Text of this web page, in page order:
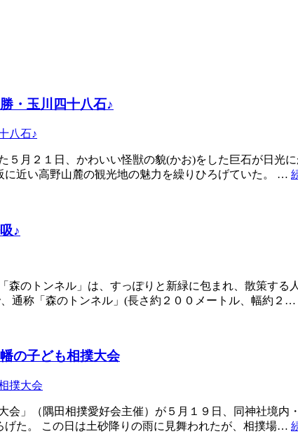
・玉川四十八石♪
月２１日、かわいい怪獣の貌(かお)をした巨石が日光
近い高野山麓の観光地の魅力を繰りひろげていた。 …
♪
のトンネル」は、すっぽりと新緑に包まれ、散策する
通称「森のトンネル」(長さ約２００メートル、幅約２…
の子ども相撲大会
」（隅田相撲愛好会主催）が５月１９日、同神社境内
た。 この日は土砂降りの雨に見舞われたが、相撲場…